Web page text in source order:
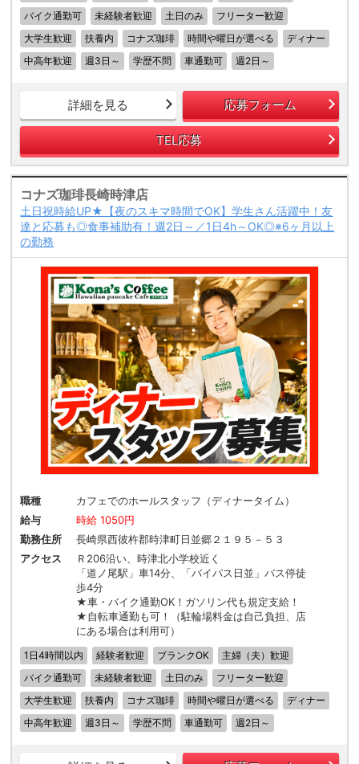
バイク通勤可
未経験者歓迎 土日のみ
フリーター歓迎
大学生歓迎
扶養内 コナズ珈琲 時間や曜日が選べる
ディナー
中高年歓迎
週3日～ 学歴不問 車通勤可 週2日～
詳細を見る 応募フォーム
TEL応募
コナズ珈琲長崎時津店
土日祝時給UP★【夜のスキマ時間でOK】学生さん活躍中！友
達と応募も◎食事補助有！週2日～／1日4h～OK◎※6ヶ月以上
の勤務
職種
カフェでのホールスタッフ（ディナータイム）
給与
時給 1050円
勤務住所
長崎県西彼杵郡時津町日並郷２１９５－５３
アクセス
Ｒ206沿い、時津北小学校近く
「道ノ尾駅」車14分、「バイパス日並」バス停徒
歩4分
★車・バイク通勤OK！ガソリン代も規定支給！
★自転車通勤も可！（駐輪場料金は自己負担、店
にある場合は利用可）
1日4時間以内 経験者歓迎 ブランクOK
主婦（夫）歓迎
バイク通勤可
未経験者歓迎 土日のみ
フリーター歓迎
大学生歓迎
扶養内 コナズ珈琲 時間や曜日が選べる
ディナー
中高年歓迎
週3日～ 学歴不問 車通勤可 週2日～